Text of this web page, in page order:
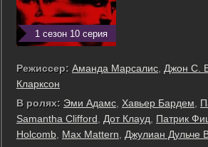
1 сезон 10 серия
Режиссер: Аманда Марсалис Джон С.
Кларксон
В ролях: Эми Адамс Хавьер Бардем
Samantha Clifford
Дот Клауд Патрик
Holcomb Max Mattern Джулиан Дульче